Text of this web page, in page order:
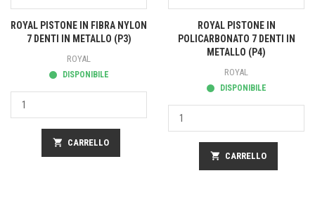
ROYAL PISTONE IN FIBRA NYLON
7 DENTI IN METALLO (P3)
ROYAL
DISPONIBILE
shopping_cart CARRELLO
ROYAL PISTONE IN
POLICARBONATO 7 DENTI IN
METALLO (P4)
ROYAL
DISPONIBILE
shopping_cart CARRELLO